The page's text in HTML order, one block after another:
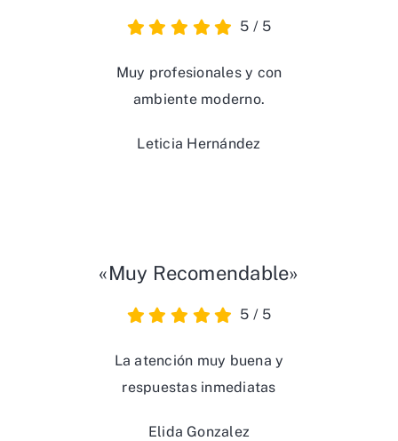
5 / 5
Muy profesionales y con
ambiente moderno.
Leticia Hernández
«Muy Recomendable»
5 / 5
La atención muy buena y
respuestas inmediatas
Elida Gonzalez